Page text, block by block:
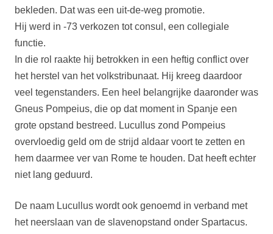
bekleden. Dat was een uit-de-weg promotie.
Hij werd in -73 verkozen tot consul, een collegiale
functie.
In die rol raakte hij betrokken in een heftig conflict over
het herstel van het volkstribunaat. Hij kreeg daardoor
veel tegenstanders. Een heel belangrijke daaronder was
Gneus Pompeius, die op dat moment in Spanje een
grote opstand bestreed. Lucullus zond Pompeius
overvloedig geld om de strijd aldaar voort te zetten en
hem daarmee ver van Rome te houden. Dat heeft echter
niet lang geduurd.
De naam Lucullus wordt ook genoemd in verband met
het neerslaan van de slavenopstand onder Spartacus.